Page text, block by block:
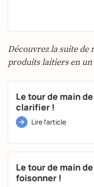
Découvrez la suite de
produits laitiers en
Le tour de main
clarifier !
Lire l'article
Le tour de main
foisonner !